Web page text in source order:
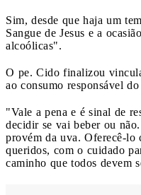
Sim, desde que haja um
Sangue de Jesus e a
alcoólicas".
O pe. Cido finalizou
ao consumo responsável
"Vale a pena e é sinal de
decidir se vai beber ou
provém da uva. Oferecê-lo
queridos, com o cuidado
caminho que todos devem